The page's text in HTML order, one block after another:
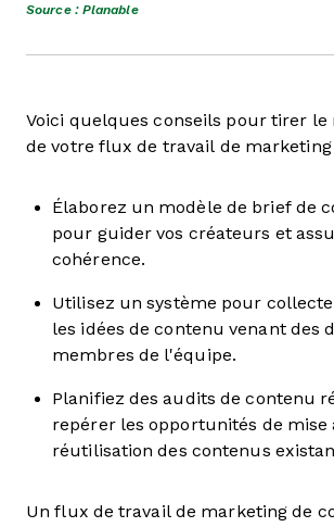
Source : Planable
Voici quelques conseils pour tirer
de votre flux de travail de
Élaborez un modèle de brief de
pour guider vos créateurs et
cohérence.
Utilisez un système pour
les idées de contenu venant des
membres de l'équipe.
Planifiez des audits de contenu
repérer les opportunités de mise
réutilisation des contenus
Un flux de travail de marketing de